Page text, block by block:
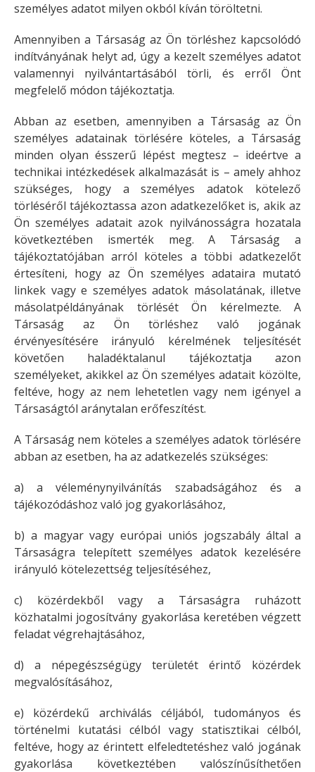
személyes adatot milyen okból kíván töröltetni.
Amennyiben a Társaság az Ön törléshez kapcsolódó
indítványának helyt ad, úgy a kezelt személyes adatot
valamennyi nyilvántartásából törli, és erről Önt
megfelelő módon tájékoztatja.
Abban az esetben, amennyiben a Társaság az Ön
személyes adatainak törlésére köteles, a Társaság
minden olyan ésszerű lépést megtesz – ideértve a
technikai intézkedések alkalmazását is – amely ahhoz
szükséges, hogy a személyes adatok kötelező
törléséről tájékoztassa azon adatkezelőket is, akik az
Ön személyes adatait azok nyilvánosságra hozatala
következtében ismerték meg. A Társaság a
tájékoztatójában arról köteles a többi adatkezelőt
értesíteni, hogy az Ön személyes adataira mutató
linkek vagy e személyes adatok másolatának, illetve
másolatpéldányának törlését Ön kérelmezte. A
Társaság az Ön törléshez való jogának
érvényesítésére irányuló kérelmének teljesítését
követően haladéktalanul tájékoztatja azon
személyeket, akikkel az Ön személyes adatait közölte,
feltéve, hogy az nem lehetetlen vagy nem igényel a
Társaságtól aránytalan erőfeszítést.
A Társaság nem köteles a személyes adatok törlésére
abban az esetben, ha az adatkezelés szükséges:
a) a véleménynyilvánítás szabadságához és a
tájékozódáshoz való jog gyakorlásához,
b) a magyar vagy európai uniós jogszabály által a
Társaságra telepített személyes adatok kezelésére
irányuló kötelezettség teljesítéséhez,
c) közérdekből vagy a Társaságra ruházott
közhatalmi jogosítvány gyakorlása keretében végzett
feladat végrehajtásához,
d) a népegészségügy területét érintő közérdek
megvalósításához,
e) közérdekű archiválás céljából, tudományos és
történelmi kutatási célból vagy statisztikai célból,
feltéve, hogy az érintett elfeledtetéshez való jogának
gyakorlása következtében valószínűsíthetően